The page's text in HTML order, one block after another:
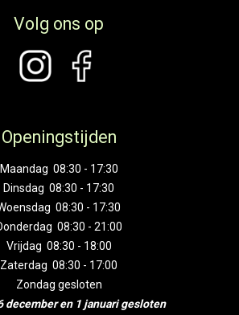
Volg ons op
Openingstijden
Maandag 08:30 - 17:30
Dinsdag 08:30 - 17:30
08:30 - 17:30
08:30 - 21:00
Vrijdag 08:30 - 18:00
Zaterdag 08:30 - 17:00
Zondag gesloten
december en 1 januari gesloten